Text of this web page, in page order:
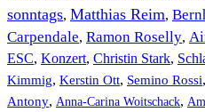
sonntags, Matthias Reim,
Carpendale, Ramon Roselly,
ESC, Konzert, Christin Stark,
Kimmig, Kerstin Ott, Semino Rossi,
Antony, Anna-Carina Woitschack,